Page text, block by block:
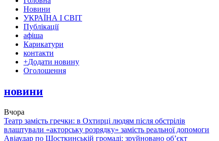
Новини
УКРАЇНА І СВІТ
Публікації
афіша
Карикатури
контакти
+Додати новину
Оголошення
новини
Вчора
Театр замість гречки: в Охтирці людям після обстрілів
влаштували «акторську розрядку» замість реальної допомоги
Авіаудар по Шосткинській громаді: зруйновано об’єкт